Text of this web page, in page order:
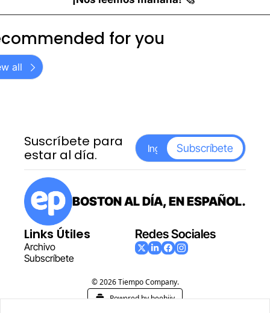
for you
all
Suscríbete para
estar al día.
Subscríbete
BOSTON AL DÍA, EN ESPAÑOL.
Links Útiles
Archivo
Subscríbete
Redes Sociales
© 2026 Tiempo Company.
Powered by beehiiv